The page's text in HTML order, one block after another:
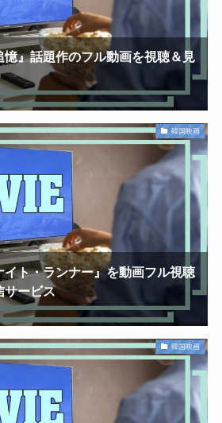
』話題作のフル動画を視聴＆見
韓国映画
ト・ランナー』を動画フル視聴
サービス
韓国映画